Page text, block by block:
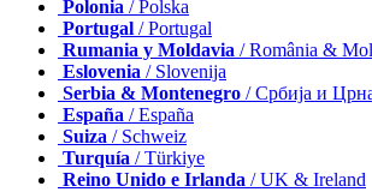
Polonia / Polska
Portugal / Portugal
Rumania y Moldavia / România &
Eslovenia / Slovenija
Serbia & Montenegro / Србија и
España / España
Suiza / Schweiz
Turquía / Türkiye
Reino Unido e Irlanda / UK & Ireland